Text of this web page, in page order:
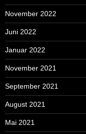
November 2022
Juni 2022
Januar 2022
November 2021
September 2021
August 2021
Mai 2021